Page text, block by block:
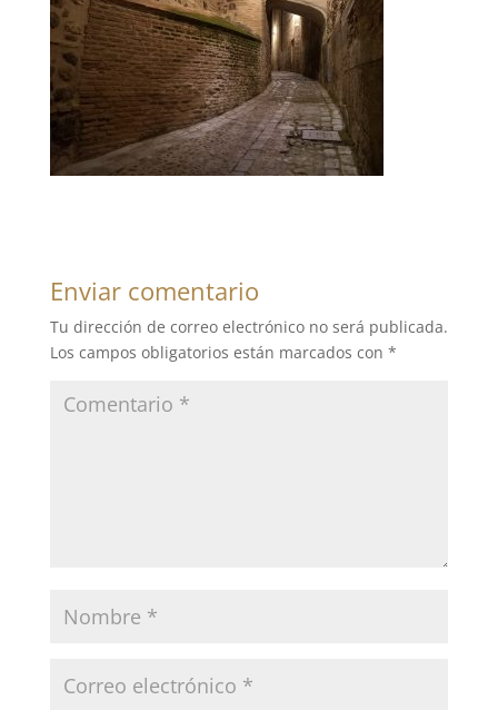
Enviar comentario
Tu dirección de correo electrónico no será publicada.
Los campos obligatorios están marcados con *